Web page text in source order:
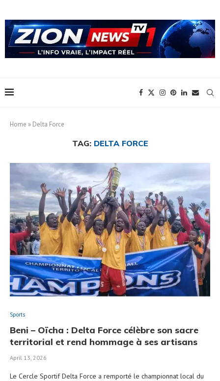
Home » Delta Force
TAG: DELTA FORCE
Sports
Beni – Oïcha : Delta Force célèbre son sacre
territorial et rend hommage à ses artisans
April 13, 2026
Le Cercle Sportif Delta Force a remporté le championnat local du